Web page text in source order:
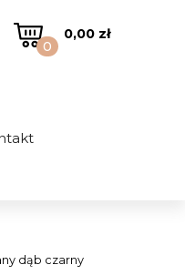
0
0,00 zł
dąb czarny